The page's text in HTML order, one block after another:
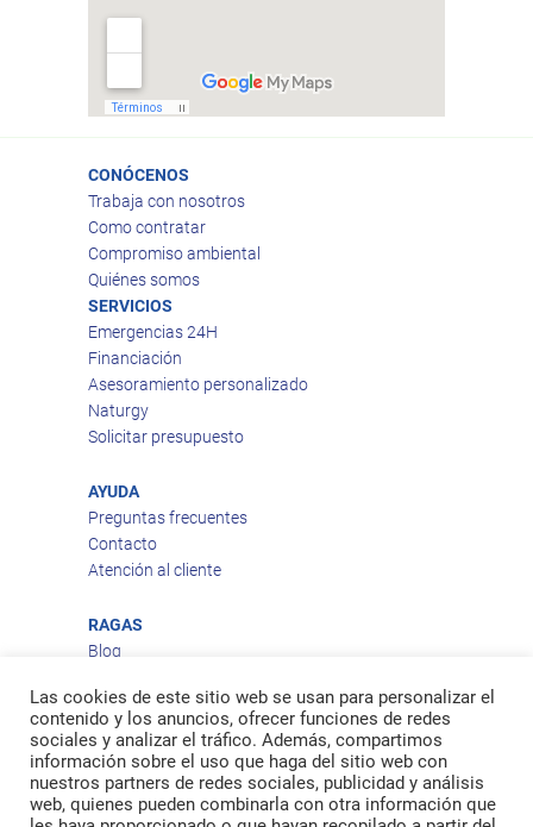
CONÓCENOS
Trabaja con nosotros
Como contratar
Compromiso ambiental
Quiénes somos
SERVICIOS
Emergencias 24H
Financiación
Asesoramiento personalizado
Naturgy
Solicitar presupuesto
AYUDA
Preguntas frecuentes
Contacto
Atención al cliente
RAGAS
Blog
Política de privacidad
Política de cookies
Política de envío
Política de devoluciones
Las cookies de este sitio web se usan para personalizar el
contenido y los anuncios, ofrecer funciones de redes
sociales y analizar el tráfico. Además, compartimos
información sobre el uso que haga del sitio web con
nuestros partners de redes sociales, publicidad y análisis
web, quienes pueden combinarla con otra información que